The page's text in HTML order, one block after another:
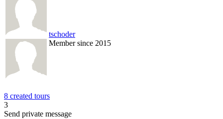
tschoder
Member since 2015
8 created tours
3
Send private message